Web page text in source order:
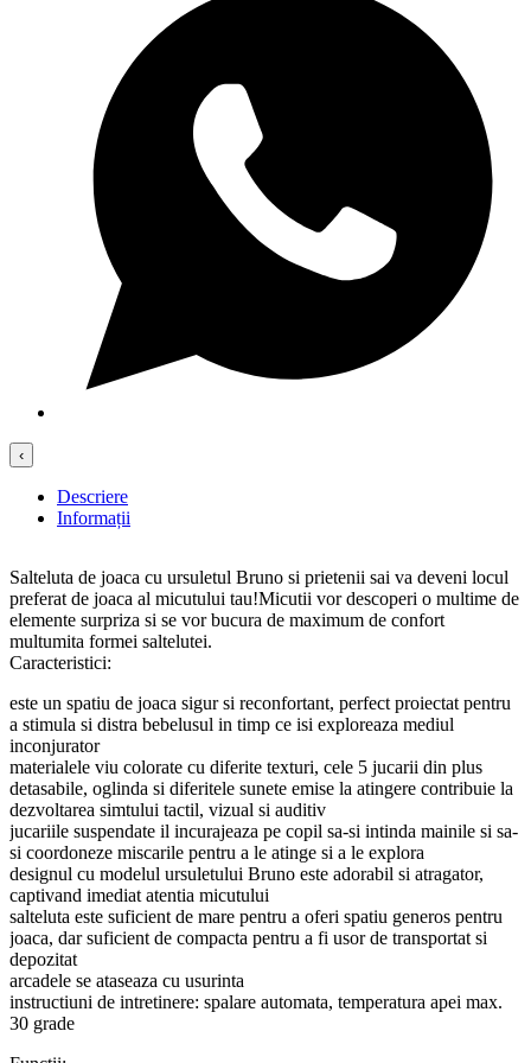
‹
Descriere
Informații
Salteluta de joaca cu ursuletul Bruno si prietenii sai va deveni locul
preferat de joaca al micutului tau!Micutii vor descoperi o multime de
elemente surpriza si se vor bucura de maximum de confort
multumita formei saltelutei.
Caracteristici:
este un spatiu de joaca sigur si reconfortant, perfect proiectat pentru
a stimula si distra bebelusul in timp ce isi exploreaza mediul
inconjurator
materialele viu colorate cu diferite texturi, cele 5 jucarii din plus
detasabile, oglinda si diferitele sunete emise la atingere contribuie la
dezvoltarea simtului tactil, vizual si auditiv
jucariile suspendate il incurajeaza pe copil sa-si intinda mainile si sa-
si coordoneze miscarile pentru a le atinge si a le explora
designul cu modelul ursuletului Bruno este adorabil si atragator,
captivand imediat atentia micutului
salteluta este suficient de mare pentru a oferi spatiu generos pentru
joaca, dar suficient de compacta pentru a fi usor de transportat si
depozitat
arcadele se ataseaza cu usurinta
instructiuni de intretinere: spalare automata, temperatura apei max.
30 grade